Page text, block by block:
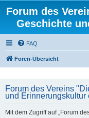
Forum des
Geschichte
FAQ
Foren-Übersicht
Forum des Vereins
und Erinnerungskultur
Mit dem Zugriff auf „Forum